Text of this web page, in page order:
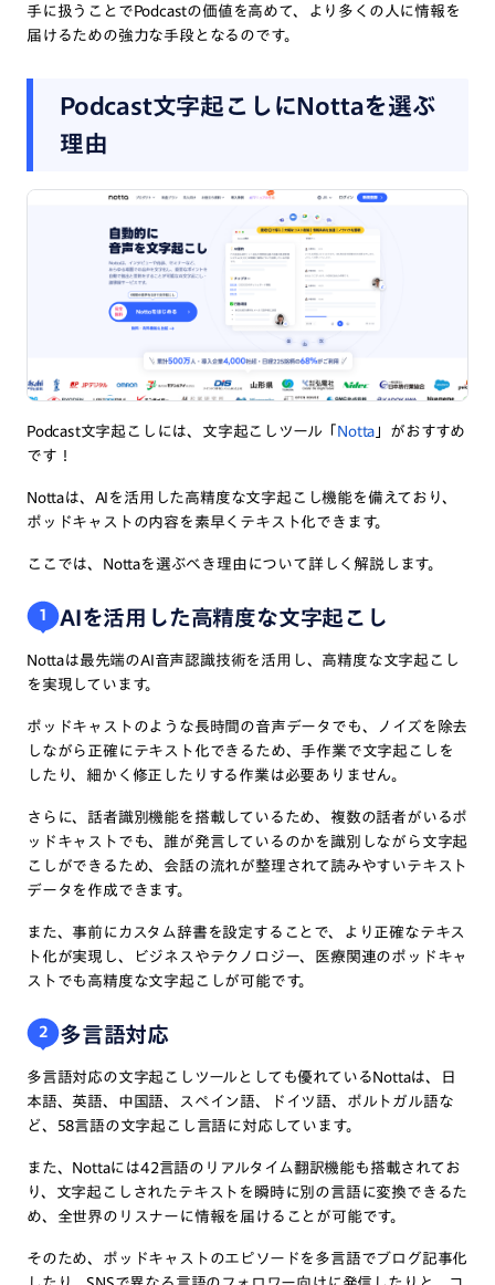
手に扱うことでPodcastの価値を高めて、より多くの人に情報を
届けるための強力な手段となるのです。
Podcast文字起こしにNottaを選ぶ
理由
Podcast文字起こしには、文字起こしツール「 Notta 」がおすすめ
です！
Nottaは、AIを活用した高精度な文字起こし機能を備えており、
ポッドキャストの内容を素早くテキスト化できます。
ここでは、Nottaを選ぶべき理由について詳しく解説します。
1 AIを活用した高精度な文字起こし
Nottaは最先端のAI音声認識技術を活用し、高精度な文字起こし
を実現しています。
ポッドキャストのような長時間の音声データでも、ノイズを除去
しながら正確にテキスト化できるため、手作業で文字起こしを
したり、細かく修正したりする作業は必要ありません。
さらに、話者識別機能を搭載しているため、複数の話者がいるポ
ッドキャストでも、誰が発言しているのかを識別しながら文字起
こしができるため、会話の流れが整理されて読みやすいテキスト
データを作成できます。
また、事前にカスタム辞書を設定することで、より正確なテキス
ト化が実現し、ビジネスやテクノロジー、医療関連のポッドキャ
ストでも高精度な文字起こしが可能です。
2 多言語対応
多言語対応の文字起こしツールとしても優れているNottaは、日
本語、英語、中国語、スペイン語、ドイツ語、ポルトガル語な
ど、58言語の文字起こし言語に対応しています。
また、Nottaには42言語のリアルタイム翻訳機能も搭載されてお
り、文字起こしされたテキストを瞬時に別の言語に変換できるた
め、全世界のリスナーに情報を届けることが可能です。
そのため、ポッドキャストのエピソードを多言語でブログ記事化